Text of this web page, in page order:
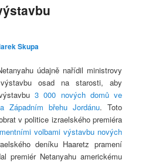
Skupa
údajně nařídil ministrovy
osad na starosti, aby
3 000 nových domů ve
Západním břehu Jordánu. Toto
v politice izraelského premiéra
volbami výstavbu nových
deníku Haaretz pramení
premiér Netanyahu americkému